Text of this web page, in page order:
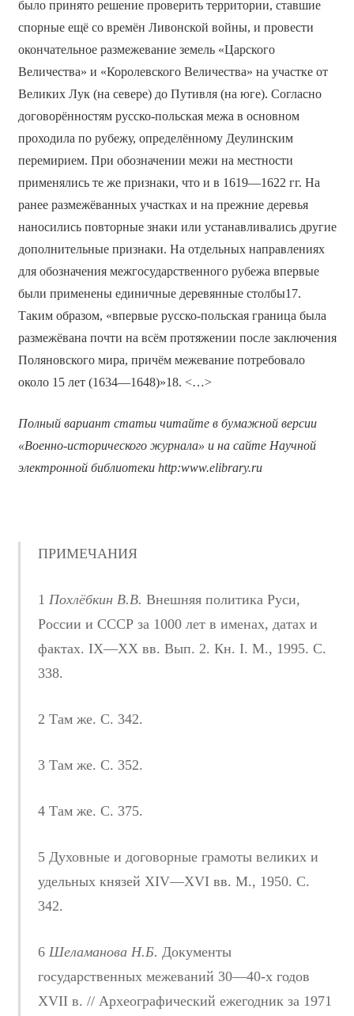
было принято решение проверить территории, ставшие
спорные ещё со времён Ливонской войны, и провести
окончательное размежевание земель «Царского
Величества» и «Королевского Величества» на участке от
Великих Лук (на севере) до Путивля (на юге). Согласно
договорённостям русско-польская межа в основном
проходила по рубежу, определённому Деулинским
перемирием. При обозначении межи на местности
применялись те же признаки, что и в 1619—1622 гг. На
ранее размежёванных участках и на прежние деревья
наносились повторные знаки или устанавливались другие
дополнительные признаки. На отдельных направлениях
для обозначения межгосударственного рубежа впервые
были применены единичные деревянные столбы17.
Таким образом, «впервые русско-польская граница была
размежёвана почти на всём протяжении после заключения
Поляновского мира, причём межевание потребовало
около 15 лет (1634—1648)»18. <…>
Полный вариант статьи читайте в бумажной версии
«Военно-исторического журнала» и на сайте Научной
электронной библиотеки http:www.elibrary.ru
ПРИМЕЧАНИЯ
1 Похлёбкин В.В. Внешняя политика Руси,
России и СССР за 1000 лет в именах, датах и
фактах. IX—XX вв. Вып. 2. Кн. I. М., 1995. С.
338.
2 Там же. С. 342.
3 Там же. С. 352.
4 Там же. С. 375.
5 Духовные и договорные грамоты великих и
удельных князей XIV—XVI вв. М., 1950. С.
342.
6 Шеламанова Н.Б. Документы
государственных межеваний 30—40-х годов
XVII в. // Археографический ежегодник за 1971